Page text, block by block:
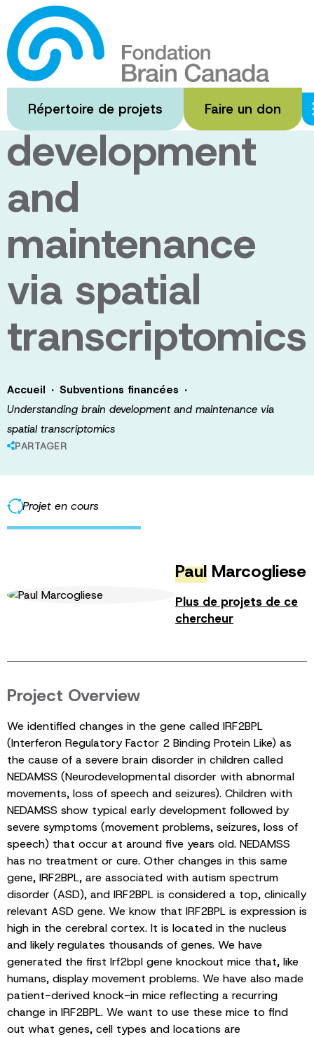
Passer
au
contenu
principal
Répertoire de projets Faire un don
Understanding
brain
development
and
maintenance
via spatial
transcriptomics
Accueil · Subventions financées ·
Understanding brain development and maintenance via
spatial transcriptomics
PARTAGER
Projet en cours
Paul Marcogliese
Plus de projets de ce
chercheur
Project Overview
We identified changes in the gene called IRF2BPL
(Interferon Regulatory Factor 2 Binding Protein Like) as
the cause of a severe brain disorder in children called
NEDAMSS (Neurodevelopmental disorder with abnormal
movements, loss of speech and seizures). Children with
NEDAMSS show typical early development followed by
severe symptoms (movement problems, seizures, loss of
speech) that occur at around five years old. NEDAMSS
has no treatment or cure. Other changes in this same
gene, IRF2BPL, are associated with autism spectrum
disorder (ASD), and IRF2BPL is considered a top, clinically
relevant ASD gene. We know that IRF2BPL is expression is
high in the cerebral cortex. It is located in the nucleus
and likely regulates thousands of genes. We have
generated the first Irf2bpl gene knockout mice that, like
humans, display movement problems. We have also made
patient-derived knock-in mice reflecting a recurring
change in IRF2BPL. We want to use these mice to find
out what genes, cell types and locations are